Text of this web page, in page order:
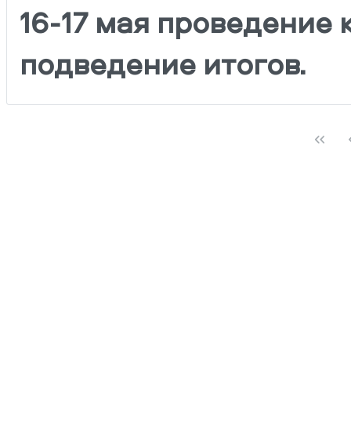
16-17 мая
подведение итогов.